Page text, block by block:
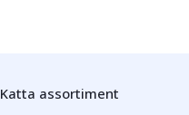
Katta assortiment